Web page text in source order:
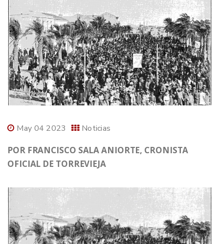
May 04 2023 Noticias
POR FRANCISCO SALA ANIORTE, CRONISTA
OFICIAL DE TORREVIEJA